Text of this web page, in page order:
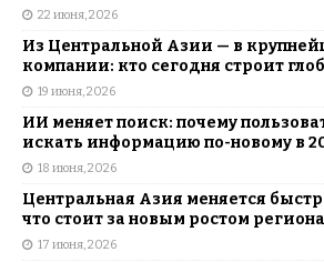
22 июня, 2026
Из Центральной Азии — в
компании: кто сегодня строит
19 июня, 2026
ИИ меняет поиск: почему
искать информацию по-новому в
18 июня, 2026
Центральная Азия меняется
что стоит за новым ростом региона
17 июня, 2026